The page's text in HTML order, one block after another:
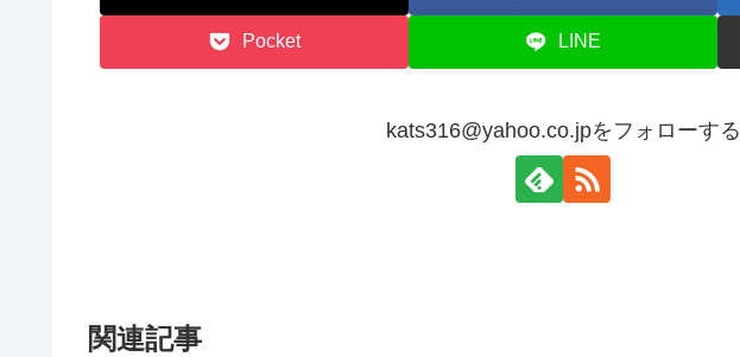
Pocket LINE
kats316@yahoo.co.jpをフォローする
関連記事